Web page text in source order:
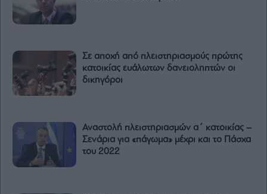
Σε αποχή από πλειστηριασμούς πρώτης
κατοικίας ευάλωτων δανειοληπτών οι
δικηγόροι
Αναστολή πλειστηριασμών α΄ κατοικίας –
Σενάρια για «πάγωμα» μέχρι και το Πάσχα
του 2022